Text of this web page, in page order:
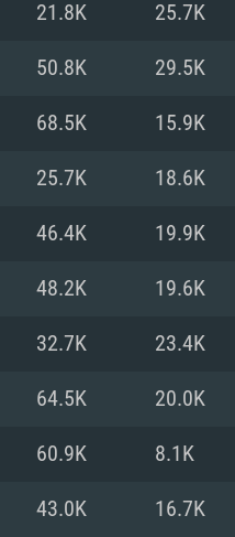
10/11 (64 bit)
i5 또는 Ryzen 5
11 이상을 지원
Sur 11.0
Xeon 은 지원
인터넷
GB (전체 클라이
64bit
i7
을 지원하고, 최
며 최신 그래픽
(6개월 미만;
21.8K 25.7K
50.8K 29.5K
68.5K 15.9K
25.7K 18.6K
46.4K 19.9K
48.2K 19.6K
32.7K 23.4K
64.5K 20.0K
60.9K 8.1K
43.0K 16.7K